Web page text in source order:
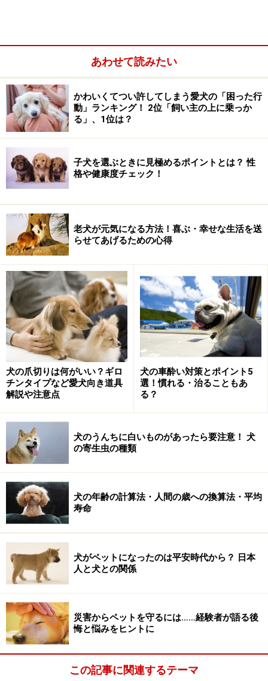
きゅうりはどんなふうに犬の体にいいの？健康のた
めに期待できること
きゅうりを食べない方がいい犬は？薬や病気との食
べあわせは？
犬の間食として取り入れる場合、1日に与えていい
量の目安
きゅうりの漬物、かっぱ巻きは犬に与えて大丈夫？
犬にきゅうりを食べさせてもいい？まとめ
きゅうりはどんなふうに犬の体にいいの？
健康のために期待できること
栄養素が含まれないわけではありません
ギネスワールドレコーズTM
界一カロリーが低い果実）”として認定されているきゅう
りですが、栄養素が含まれていないという意味ではな
く、犬の健康に役に立たないということでもありませ
ん。
１：水分補給のサポートに
約95%が水分であるきゅうりは、水分補給のサポートと
しても活用できる野菜です。水だけだと飲んでくれない
犬には、きゅうりをおやつとして取り入れてみてはいか
がでしょうか。暑い季節の水分補給はもちろん、暖房で
室温が高くなっていたり乾燥しやすい冬にもおすすめで
あわせて読みたい
かわいくてつい許してしまう愛犬の「困った行
動」ランキング！ 2位「飼い主の上に乗っか
る」、1位は？
子犬を選ぶときに見極めるポイントとは？ 性
格や健康度チェック！
老犬が元気になる方法！喜ぶ・幸せな生活を送
らせてあげるための心得
犬の爪切りは何がいい？ギロ
チンタイプなど愛犬向き道具
解説や注意点
犬の車酔い対策とポイント5
選！慣れる・治ることもあ
る？
犬のうんちに白いものがあったら要注意！ 犬
の寄生虫の種類
犬の年齢の計算法・人間の歳への換算法・平均
寿命
犬がペットになったのは平安時代から？ 日本
人と犬との関係
災害からペットを守るには……経験者が語る後
悔と悩みをヒントに
この記事に関連するテーマ